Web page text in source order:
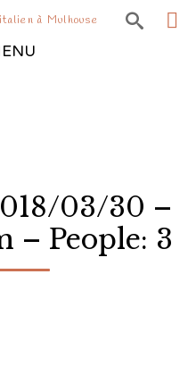
à Mulhouse 
03/30 –
– People: 3